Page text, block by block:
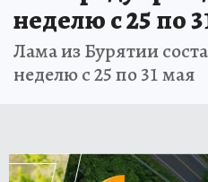
неделю с 25 по
Лама из Бурятии
неделю с 25 по 31 мая